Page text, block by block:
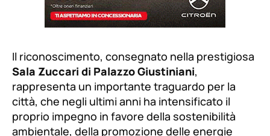
Il riconoscimento, consegnato nella prestigiosa
Sala Zuccari di Palazzo Giustiniani,
rappresenta un importante traguardo per la
città, che negli ultimi anni ha intensificato il
proprio impegno in favore della sostenibilità
ambientale, della promozione delle energie